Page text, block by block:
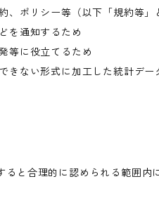
、ポリシー等（以下「規約等
を通知するため
等に役立てるため
きない形式に加工した統計デー
と合理的に認められる範囲